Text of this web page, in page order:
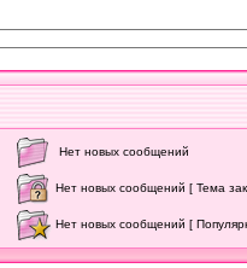
Нет новых сообщений
Нет новых сообщений [ Тема
Нет новых сообщений [